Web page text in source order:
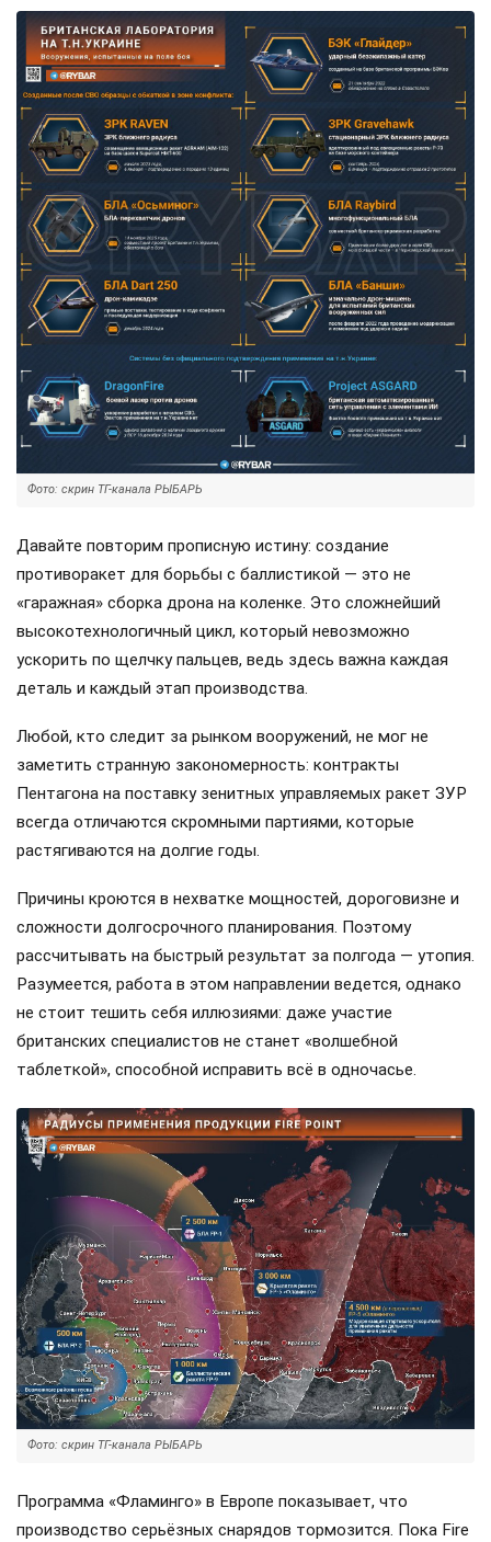
Фото: скрин ТГ-канала РЫБАРЬ
Давайте повторим прописную истину: создание
противоракет для борьбы с баллистикой — это не
«гаражная» сборка дрона на коленке. Это сложнейший
высокотехнологичный цикл, который невозможно
ускорить по щелчку пальцев, ведь здесь важна каждая
деталь и каждый этап производства.
Любой, кто следит за рынком вооружений, не мог не
заметить странную закономерность: контракты
Пентагона на поставку зенитных управляемых ракет ЗУР
всегда отличаются скромными партиями, которые
растягиваются на долгие годы.
Причины кроются в нехватке мощностей, дороговизне и
сложности долгосрочного планирования. Поэтому
рассчитывать на быстрый результат за полгода — утопия.
Разумеется, работа в этом направлении ведется, однако
не стоит тешить себя иллюзиями: даже участие
британских специалистов не станет «волшебной
таблеткой», способной исправить всё в одночасье.
Фото: скрин ТГ-канала РЫБАРЬ
Программа «Фламинго» в Европе показывает, что
производство серьёзных снарядов тормозится. Пока Fire